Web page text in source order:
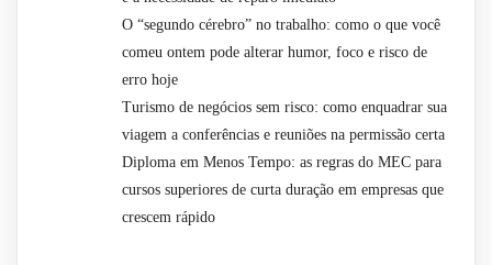
O “segundo cérebro” no trabalho: como o que você
comeu ontem pode alterar humor, foco e risco de
erro hoje
Turismo de negócios sem risco: como enquadrar sua
viagem a conferências e reuniões na permissão certa
Diploma em Menos Tempo: as regras do MEC para
cursos superiores de curta duração em empresas que
crescem rápido